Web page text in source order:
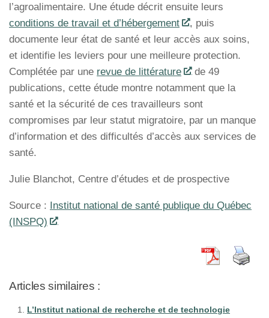
l’agroalimentaire. Une étude décrit ensuite leurs
conditions de travail et d’hébergement
, puis
documente leur état de santé et leur accès aux soins,
et identifie les leviers pour une meilleure protection.
Complétée par une revue de littérature
de 49
publications, cette étude montre notamment que la
santé et la sécurité de ces travailleurs sont
compromises par leur statut migratoire, par un manque
d’information et des difficultés d’accès aux services de
santé.
Julie Blanchot, Centre d’études et de prospective
Source : Institut national de santé publique du Québec
(INSPQ)
Articles similaires :
L’Institut national de recherche et de technologie